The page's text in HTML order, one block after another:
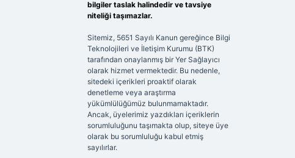
bilgiler taslak halindedir ve tavsiye
niteliği taşımazlar.
Sitemiz, 5651 Sayılı Kanun gereğince Bilgi
Teknolojileri ve İletişim Kurumu (BTK)
tarafından onaylanmış bir Yer Sağlayıcı
olarak hizmet vermektedir. Bu nedenle,
sitedeki içerikleri proaktif olarak
denetleme veya araştırma
yükümlülüğümüz bulunmamaktadır.
Ancak, üyelerimiz yazdıkları içeriklerin
sorumluluğunu taşımakta olup, siteye üye
olarak bu sorumluluğu kabul etmiş
sayılırlar.